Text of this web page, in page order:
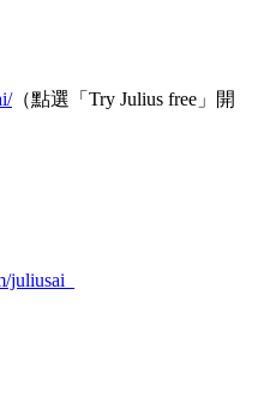
（點選「Try Julius free」開
juliusai_